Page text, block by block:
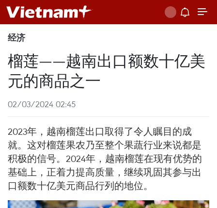
经济
榴莲——越南出口额数十亿美
元的商品之一
02/03/2024 02:45
2023年，越南榴莲出口取得了令人瞩目的成
就。这对榴莲果农乃至整个果蔬行业来说都是
积极的信号。2024年，越南榴莲在现有优势的
基础上，正着力提高质量，继续巩固其参与出
口额数十亿美元商品行列的地位。